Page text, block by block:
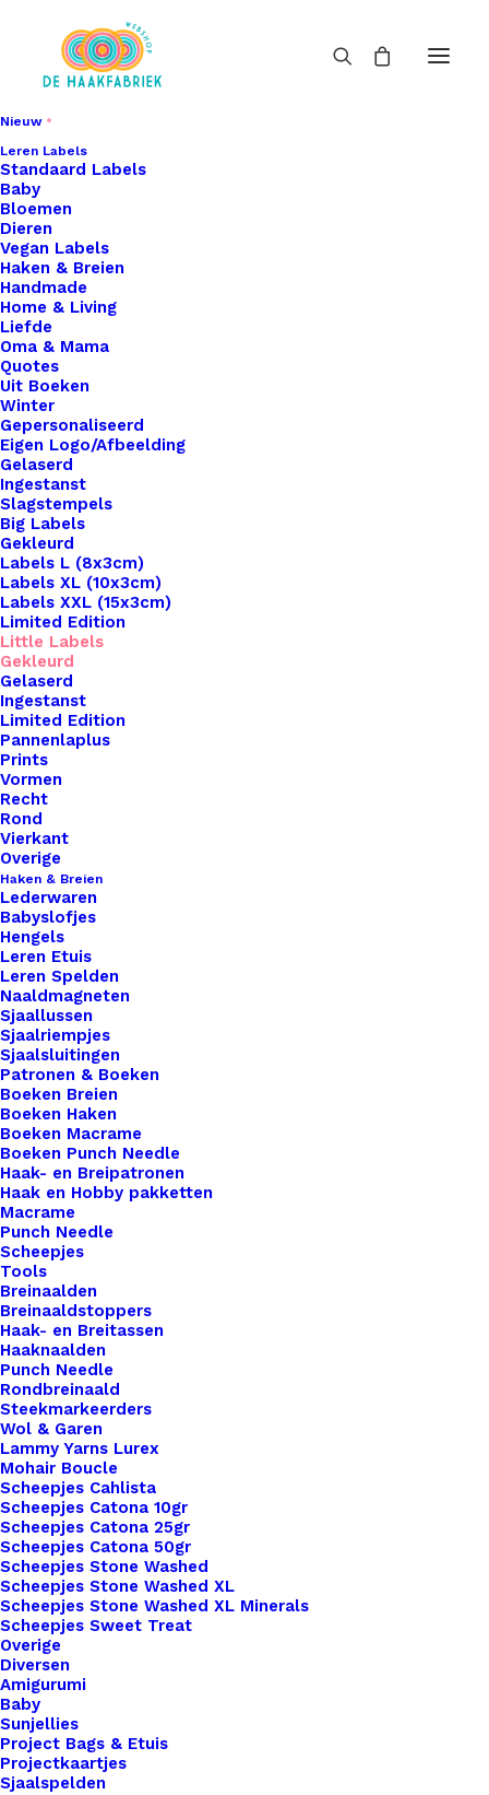
Nieuw
Leren Labels
Standaard Labels
Baby
Bloemen
Dieren
Vegan Labels
Haken & Breien
Handmade
Home & Living
Liefde
Oma & Mama
Quotes
Uit Boeken
Winter
Gepersonaliseerd
Eigen Logo/Afbeelding
Gelaserd
Ingestanst
Slagstempels
Big Labels
Gekleurd
Labels L (8x3cm)
Labels XL (10x3cm)
Labels XXL (15x3cm)
Limited Edition
Little Labels
Gekleurd
Gelaserd
Ingestanst
Limited Edition
Pannenlaplus
Prints
Vormen
Recht
Rond
Vierkant
Overige
Haken & Breien
Lederwaren
Babyslofjes
Hengels
Leren Etuis
Leren Spelden
Naaldmagneten
Sjaallussen
Sjaalriempjes
Sjaalsluitingen
Patronen & Boeken
Boeken Breien
Boeken Haken
Boeken Macrame
Boeken Punch Needle
Haak- en Breipatronen
Haak en Hobby pakketten
Macrame
Punch Needle
Scheepjes
Tools
Breinaalden
Breinaaldstoppers
Haak- en Breitassen
Haaknaalden
Punch Needle
Rondbreinaald
Steekmarkeerders
Wol & Garen
Lammy Yarns Lurex
Mohair Boucle
Scheepjes Cahlista
Scheepjes Catona 10gr
Scheepjes Catona 25gr
Scheepjes Catona 50gr
Scheepjes Stone Washed
Scheepjes Stone Washed XL
Scheepjes Stone Washed XL Minerals
Scheepjes Sweet Treat
Overige
Diversen
Amigurumi
Baby
Sunjellies
Project Bags & Etuis
Projectkaartjes
Sjaalspelden
Home
Little Label Olijf
€2,95
Op zoek naar een manier om je handgemaakte
haak- en breiwerken naar een hoger niveau te
tillen? Onze leren Little Labels zijn de perfecte
keuze om jouw creaties te voorzien van een
onderscheidend en professioneel tintje. Wat onze
Little Labels echt bijzonder maakt, is hun formaat
en opvallende aanwezigheid. Deze smalle labels
zijn perfect om je haak- en breiwerk te markeren
en een statement te maken met je creaties. Of je
nu een deken, trui, tas of ander handgemaakt item
maakt, onze Little labels zullen gegarandeerd de
aandacht trekken. Bij De Haakfabriek Webshop
bieden we een verscheidenheid aan
bevestigingsopties voor onze leren Little Labels,
waaronder drukknopen, schroefsluitingen,
aannaaien en leren vetersluitingen. Of je nu de
voorkeur geeft aan een snelle en eenvoudige
bevestiging met drukknopen, een veilige
bevestiging met schroeven, of een meer
traditionele look met aannaaien of vetersluiting,
wij hebben de perfecte optie voor jou. Onze leren
Little labels zijn gemaakt van hoogwaardig leer,
wat zorgt voor duurzaamheid en een luxe
uitstraling. Bovendien bieden we een breed scala
aan lettertypen, kleuren en personalisatieopties,
zodat je jouw labels kunt aanpassen aan jouw
unieke stijl en merk. Ontdek vandaag nog de
mogelijkheden van onze leren Little Labels en
geef je haak- en breiwerk de finishing touch die
het verdient. Bestel nu en maak indruk met je
creatieve meesterwerken!